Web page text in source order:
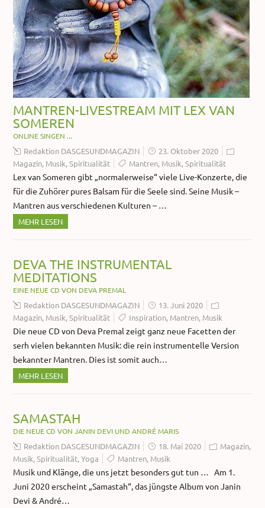
MANTREN-LIVESTREAM MIT LEX VAN
SOMEREN
ONLINE SINGEN ...
Redaktion DASGESUNDMAGAZIN
23. Oktober 2020
Magazin, Musik,Spiritualität Mantren, Musik,Spiritualität
Lex van Someren gibt „normalerweise“ viele Live-Konzerte, die
für die Zuhörer pures Balsam für die Seele sind. Seine Musik –
Mantren aus verschiedenen Kulturen – …
MEHR LESEN
DEVA THE INSTRUMENTAL
MEDITATIONS
EINE NEUE CD VON DEVA PREMAL
Redaktion DASGESUNDMAGAZIN
13. Juni 2020
Magazin, Musik,Spiritualität Inspiration, Mantren, Musik
Die neue CD von Deva Premal zeigt ganz neue Facetten der
serh vielen bekannten Musik: die rein instrumentelle Version
bekannter Mantren. Dies ist somit auch…
MEHR LESEN
SAMASTAH
DIE NEUE CD VON JANIN DEVI UND ANDRÉ MARIS
Redaktion DASGESUNDMAGAZIN 18. Mai 2020 Magazin,
Musik,Spiritualität,Yoga Mantren, Musik
Musik und Klänge, die uns jetzt besonders gut tun … Am 1.
Juni 2020 erscheint „Samastah“, das jüngste Album von Janin
Devi & André…